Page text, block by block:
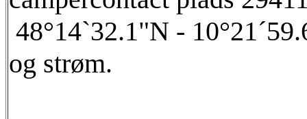
48°14`32.1"N -
og strøm.